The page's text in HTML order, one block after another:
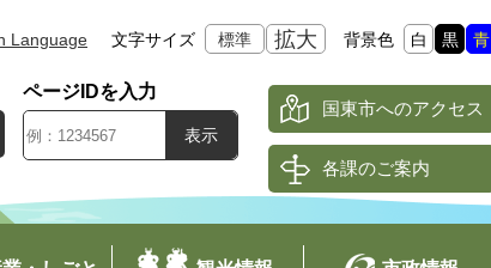
Language 文字サイズ 標準 拡大 背景色 白 黒 青
ページIDを入力
国東市へのアクセス
各課のご案内